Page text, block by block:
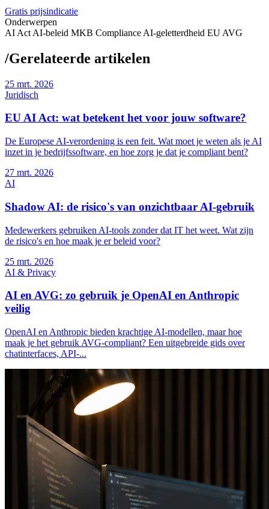
Gratis prijsindicatie
Onderwerpen
AI Act AI-beleid MKB Compliance AI-geletterdheid EU AVG
/Gerelateerde artikelen
25 mrt. 2026
Juridisch
EU AI Act: wat betekent het voor jouw software?
De Europese AI-verordening is een feit. Wat moet je weten als je AI
inzet in je bedrijfssoftware, en hoe zorg je dat je compliant bent?
27 mrt. 2026
AI
Shadow AI: de risico's van onzichtbaar AI-gebruik
Medewerkers gebruiken AI-tools zonder dat IT het weet. Wat zijn
de risico's en hoe maak je er beleid voor?
25 mrt. 2026
AI & Privacy
AI en AVG: zo gebruik je OpenAI en Anthropic
veilig
OpenAI en Anthropic bieden krachtige AI-modellen, maar hoe
maak je het gebruik AVG-compliant? Een uitgebreide gids over
chatinterfaces, API-...